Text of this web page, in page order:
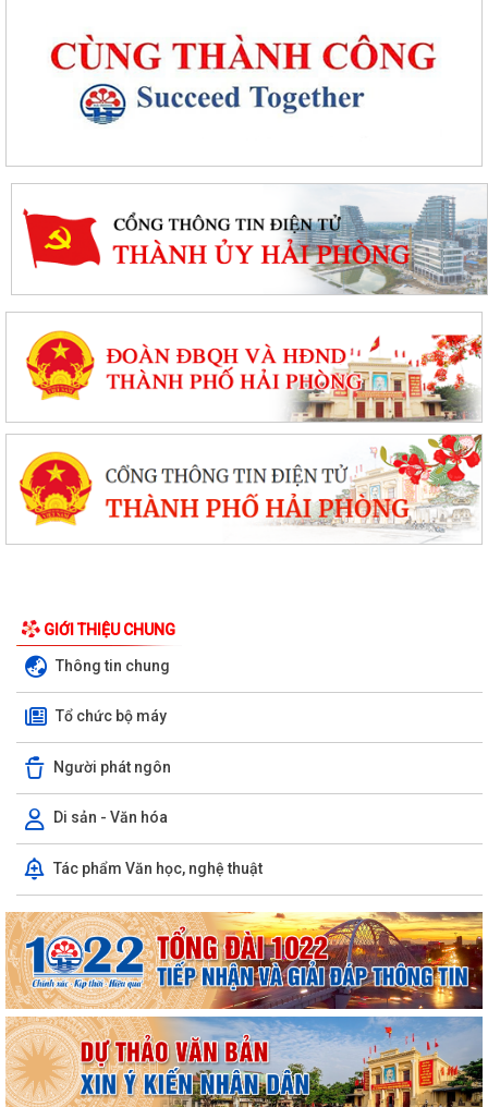
GIỚI THIỆU CHUNG
Thông tin chung
Tổ chức bộ máy
Người phát ngôn
Di sản - Văn hóa
Tác phẩm Văn học, nghệ thuật
ẩm thực số Hải Phòng
Xây dựng Bản đồ Ẩm thực số Hải Phòng và mở rộng mô hình chuyển
đổi số, thanh toán không dùng tiền...
Kế hoạch triển khai công tác làm sạch, chuẩn hóa dữ liệu đăng ký hộ
kinh doanh, Hợp tác xã năm 2026
PHƯỜNG NAM TRIỆU TÍCH CỰC TUYÊN TRUYỀN HƯỚNG DẪN NÔNG
DÂN PHÒNG CHỐNG NẮNG NÓNG CHO THỦY SẢN NUÔI